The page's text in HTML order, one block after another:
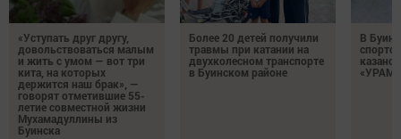
«Уступать друг другу,
довольствоваться малым
и жить с умом — вот три
кита, на которых
держится наш брак», —
говорят отметившие 55-
летие совместной жизни
Мухамадуллины из
Буинска
Более 20 детей получили
травмы при катании на
двухколесном транспорте
в Буинском районе
В
«УРАМ»